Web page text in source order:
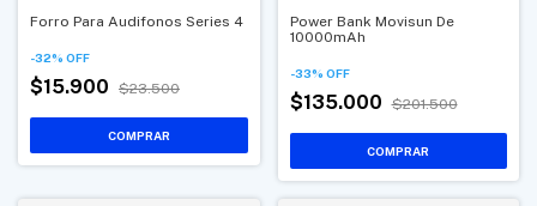
Forro Para Audifonos Series 4
-32% OFF
$15.900 $23.500
COMPRAR
Power Bank Movisun De
10000mAh
-33% OFF
$135.000 $201.500